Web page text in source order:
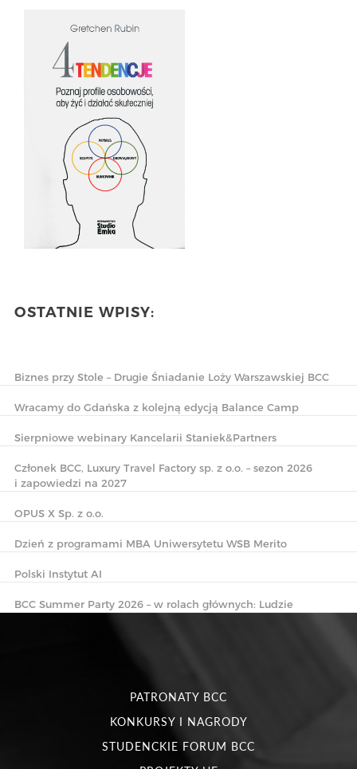
OSTATNIE WPISY:
Biznes przy Stole – Drugie Śniadanie Loży Warszawskiej BCC
Wracamy do Gdańska z kolejną edycją Balance Camp
Sierpniowe webinary Kancelarii Staniek&Partners
Członek BCC, Luxury Travel Factory sp. z o.o. – sezon 2026
i zapowiedzi na 2027
OPUS X Sp. z o.o.
Dzień z programami MBA Uniwersytetu WSB Merito
Polski Instytut AI
BCC Summer Party 2026 – w rolach głównych: Ludzie
PATRONATY BCC
KONKURSY I NAGRODY
STUDENCKIE FORUM BCC